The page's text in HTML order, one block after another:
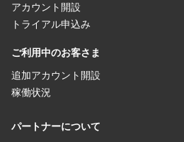
アカウント開設
トライアル申込み
ご利用中のお客さま
追加アカウント開設
稼働状況
パートナーについて